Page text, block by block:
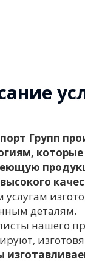
Групп
деталям.
нашего